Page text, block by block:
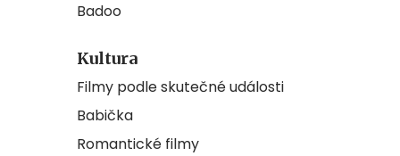
Badoo
Kultura
Filmy podle skutečné události
Babička
Romantické filmy